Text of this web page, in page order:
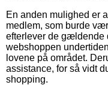
En anden mulighed er
medlem, som burde
efterlever de gældende
webshoppen
lovene på området.
assistance, for så vidt
shopping.